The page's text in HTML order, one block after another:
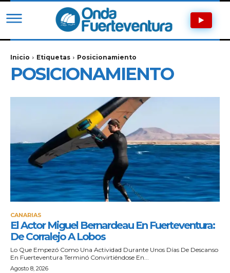
Inicio Etiquetas Posicionamiento
POSICIONAMIENTO
CANARIAS
El Actor Miguel Bernardeau En Fuerteventura:
De Corralejo A Lobos
Lo Que Empezó Como Una Actividad Durante Unos Días De Descanso
En Fuerteventura Terminó Convirtiéndose En...
Agosto 8, 2026